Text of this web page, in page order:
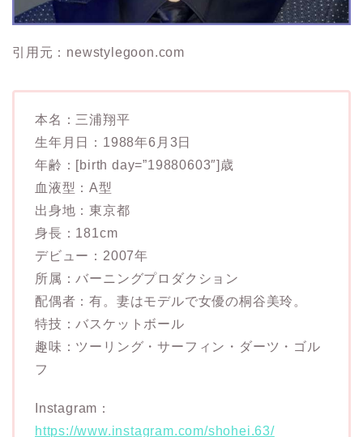
引用元：newstylegoon.com
本名：三浦翔平
生年月日：1988年6月3日
年齢：[birth day=”19880603″]歳
血液型：A型
出身地：東京都
身長：181cm
デビュー：2007年
所属：バーニングプロダクション
配偶者：有。妻はモデルで女優の桐谷美玲。
特技：バスケットボール
趣味：ツーリング・サーフィン・ダーツ・ゴル
フ
Instagram：
https://www.instagram.com/shohei.63/